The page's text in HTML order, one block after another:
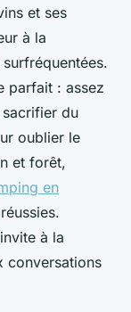
et ses
à la
parfait : assez
du
oublier le
et forêt,
en
à la
conversations